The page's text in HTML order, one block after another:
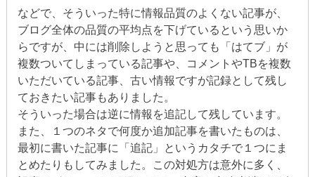
などで、そういった特に情報品質のよくない記事が、
ブログ全体の品質の平均点を下げているという思いか
らですが、中には削除しようと思っても「はてブ」が
複数ついてしまっている記事や、コメントやTBを複数
いただいている記事、古い情報ですが記録として残し
ておきたい記事もありました。
そういった場合は逆に情報を追記して残しています。
また、１つのネタで何度か追加記事を書いたものは、
最初に書いた記事に「追記」というカタチで１つにま
とめたりもしてみました。この対処方は意外に多く、